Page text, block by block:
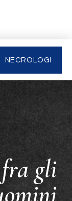
NECROLOGI
gli